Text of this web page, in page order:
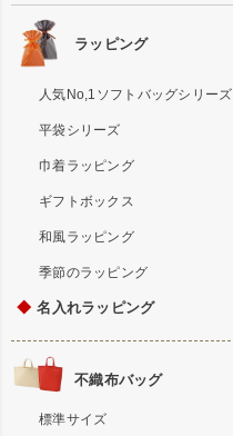
ラッピング
人気No,1ソフトバッグシリーズ
平袋シリーズ
巾着ラッピング
ギフトボックス
和風ラッピング
季節のラッピング
◆ 名入れラッピング
不織布バッグ
標準サイズ